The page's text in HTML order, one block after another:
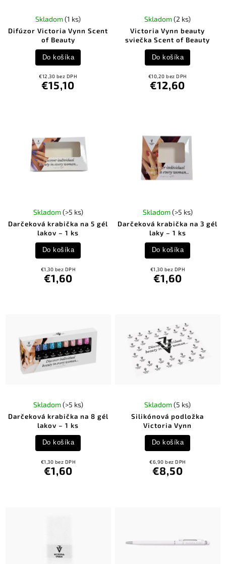
Difúzor Victoria Vynn Scent
of Beauty
Skladom(1 ks)
€12,30 bez DPH
€15,10
Do košíka
Victoria Vynn beauty
sviečka Scent of Beauty
Skladom(2 ks)
€10,20 bez DPH
€12,60
Do košíka
Darčeková krabička na 5 gél
lakov – 1 ks
Skladom(>5 ks)
€1,30 bez DPH
€1,60
Do košíka
Darčeková krabička na 3 gél
laky – 1 ks
Skladom(>5 ks)
€1,30 bez DPH
€1,60
Do košíka
Darčeková krabička na 8 gél
lakov – 1 ks
Skladom(>5 ks)
€1,30 bez DPH
€1,60
Do košíka
Silikónová podložka
Victoria Vynn
Skladom(5 ks)
€6,90 bez DPH
€8,50
Do košíka